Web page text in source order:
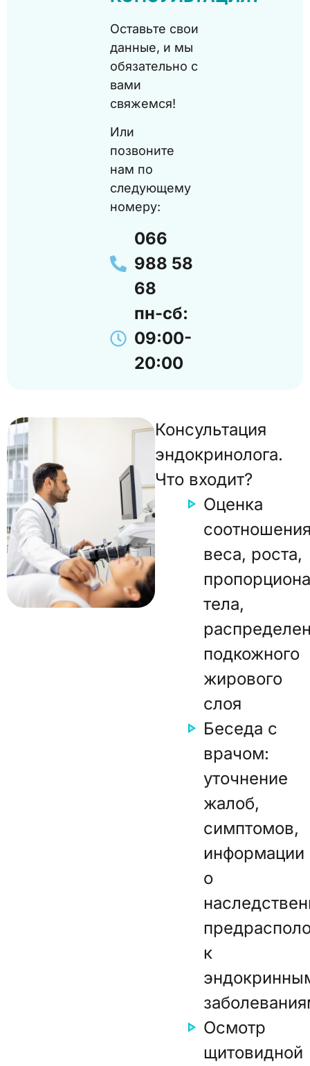
Оставьте свои
данные, и мы
обязательно с
вами
свяжемся!
Или
позвоните
нам по
следующему
номеру:
066
988 58
68
пн-сб:
09:00-
20:00
Консультация
эндокринолога.
Что входит?
Оценка
веса, роста,
тела,
подкожного
жирового
слоя
Беседа с
врачом:
уточнение
жалоб,
симптомов,
информации
о
к
Осмотр
щитовидной